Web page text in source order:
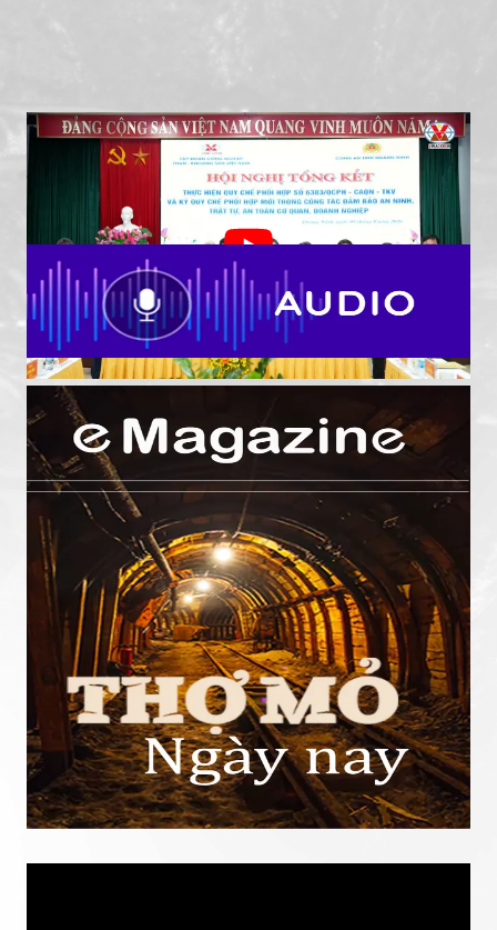
TKV - Công an tỉnh Quảng Ninh tiếp tục nâng cao
hiệu quả phối hợp bảo đảm an ninh, an toàn khai